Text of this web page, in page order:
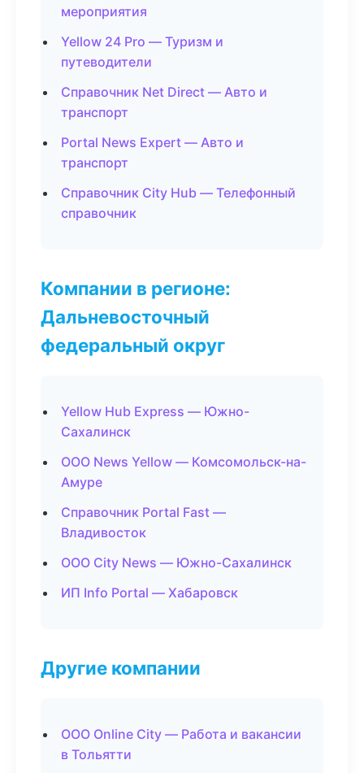
мероприятия
Yellow 24 Pro — Туризм и
путеводители
Справочник Net Direct — Авто и
транспорт
Portal News Expert — Авто и
транспорт
Справочник City Hub — Телефонный
справочник
Компании в регионе:
Дальневосточный
федеральный округ
Yellow Hub Express — Южно-
Сахалинск
ООО News Yellow — Комсомольск-на-
Амуре
Справочник Portal Fast —
Владивосток
ООО City News — Южно-Сахалинск
ИП Info Portal — Хабаровск
Другие компании
ООО Online City — Работа и вакансии
в Тольятти